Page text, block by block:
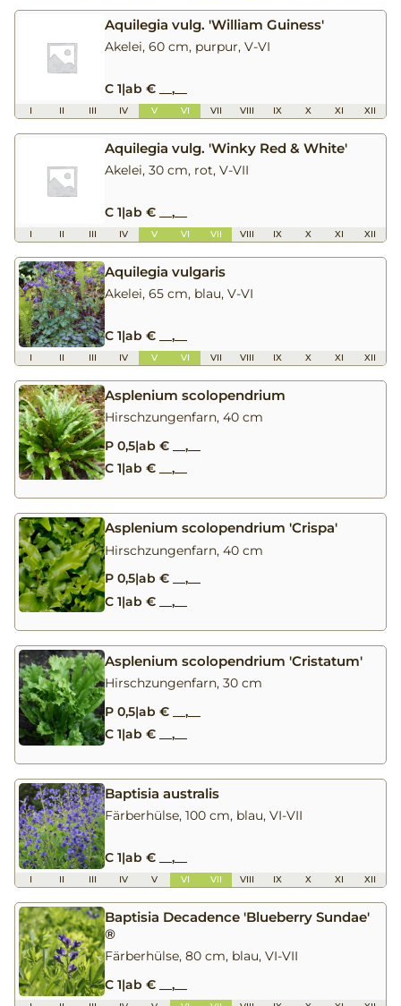
Aquilegia vulg. 'William Guiness'
Akelei, 60 cm, purpur, V-VI
C 1|ab € __,__
I II III IV V VI VII VIII IX X XI XII
Aquilegia vulg. 'Winky Red & White'
Akelei, 30 cm, rot, V-VII
C 1|ab € __,__
I II III IV V VI VII VIII IX X XI XII
Aquilegia vulgaris
Akelei, 65 cm, blau, V-VI
C 1|ab € __,__
I II III IV V VI VII VIII IX X XI XII
Asplenium scolopendrium
Hirschzungenfarn, 40 cm
P 0,5|ab € __,__
C 1|ab € __,__
Asplenium scolopendrium 'Crispa'
Hirschzungenfarn, 40 cm
P 0,5|ab € __,__
C 1|ab € __,__
Asplenium scolopendrium 'Cristatum'
Hirschzungenfarn, 30 cm
P 0,5|ab € __,__
C 1|ab € __,__
Baptisia australis
Färberhülse, 100 cm, blau, VI-VII
C 1|ab € __,__
I II III IV V VI VII VIII IX X XI XII
Baptisia Decadence 'Blueberry Sundae'
®
Färberhülse, 80 cm, blau, VI-VII
C 1|ab € __,__